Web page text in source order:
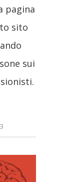
pagina
sito
sui